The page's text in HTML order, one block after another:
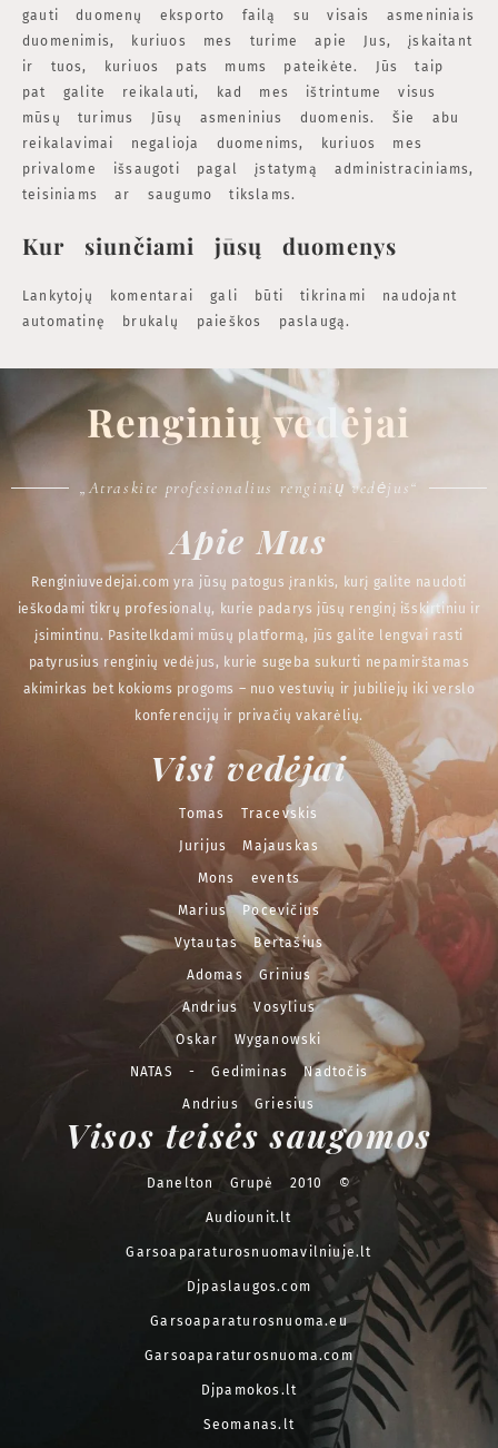
gauti duomenų eksporto failą su visais asmeniniais
duomenimis, kuriuos mes turime apie Jus, įskaitant
ir tuos, kuriuos pats mums pateikėte. Jūs taip
pat galite reikalauti, kad mes ištrintume visus
mūsų turimus Jūsų asmeninius duomenis. Šie abu
reikalavimai negalioja duomenims, kuriuos mes
privalome išsaugoti pagal įstatymą administraciniams,
teisiniams ar saugumo tikslams.
Kur siunčiami jūsų duomenys
Lankytojų komentarai gali būti tikrinami naudojant
automatinę brukalų paieškos paslaugą.
Renginių vedėjai
„Atraskite profesionalius renginių vedėjus“
Apie Mus
Renginiuvedejai.com yra jūsų patogus įrankis, kurį galite naudoti
ieškodami tikrų profesionalų, kurie padarys jūsų renginį išskirtiniu ir
įsimintinu. Pasitelkdami mūsų platformą, jūs galite lengvai rasti
patyrusius renginių vedėjus, kurie sugeba sukurti nepamirštamas
akimirkas bet kokioms progoms – nuo vestuvių ir jubiliejų iki verslo
konferencijų ir privačių vakarėlių.
Visi vedėjai
Tomas Tracevskis
Jurijus Majauskas
Mons events
Marius Pocevičius
Vytautas Bertašius
Adomas Grinius
Andrius Vosylius
Oskar Wyganowski
NATAS - Gediminas Nadtočis
Andrius Griesius
Visos teisės saugomos
Danelton Grupė 2010 ©
Audiounit.lt
Garsoaparaturosnuomavilniuje.lt
Djpaslaugos.com
Garsoaparaturosnuoma.eu
Garsoaparaturosnuoma.com
Djpamokos.lt
Seomanas.lt